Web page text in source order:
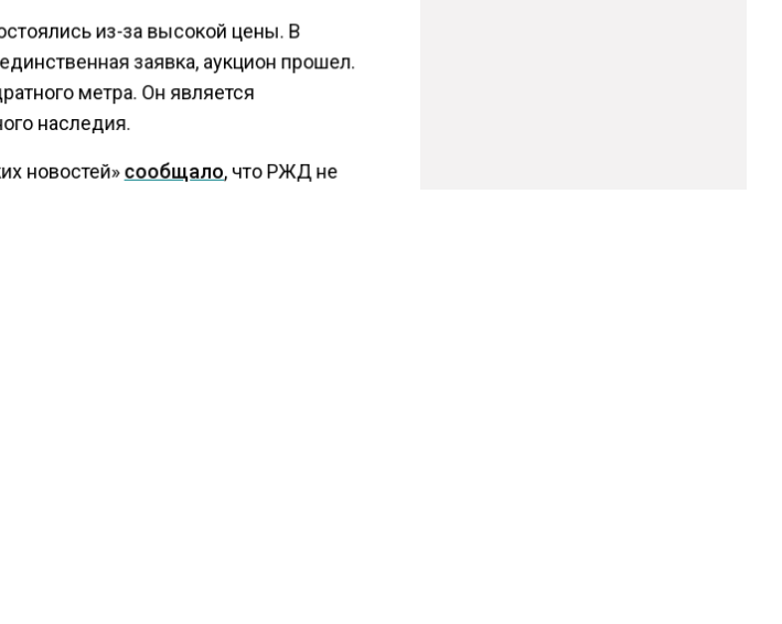
из-за высокой цены. В
заявка, аукцион прошел.
метра. Он является
наследия.
новостей»сообщало, что РЖД не